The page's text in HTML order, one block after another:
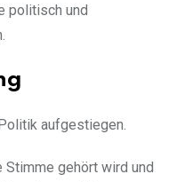
politisch und
aufgestiegen.
gehört wird und